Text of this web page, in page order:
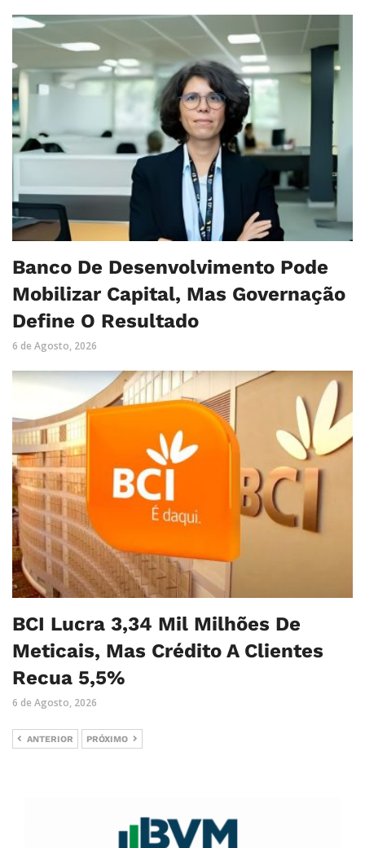
Banco De Desenvolvimento Pode
Mobilizar Capital, Mas Governação
Define O Resultado
6 de Agosto, 2026
BCI Lucra 3,34 Mil Milhões De
Meticais, Mas Crédito A Clientes
Recua 5,5%
6 de Agosto, 2026
ANTERIOR PRÓXIMO